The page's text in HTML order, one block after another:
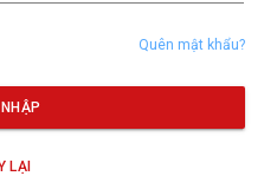
Quên mật khẩu?
LẠI